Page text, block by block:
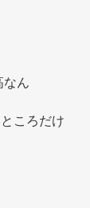
なん
ころだけ